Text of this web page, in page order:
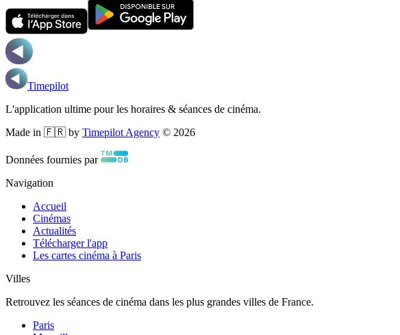
Timepilot
L'application ultime pour les horaires & séances de cinéma.
Made in 🇫🇷 by Timepilot Agency © 2026
Données fournies par
Navigation
Accueil
Cinémas
Actualités
Télécharger l'app
Les cartes cinéma à Paris
Villes
Retrouvez les séances de cinéma dans les plus grandes villes de France.
Paris